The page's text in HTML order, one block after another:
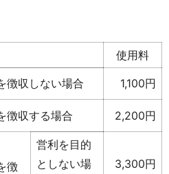
使用料
徴収しない場合 1,100円
徴収する場合 2,200円
徴
営利を目的
としない場
3,300円